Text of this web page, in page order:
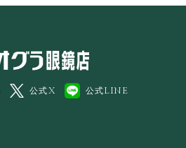
公式X 公式LINE